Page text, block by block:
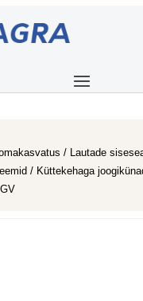
/ Lautade
/ Küttekehaga